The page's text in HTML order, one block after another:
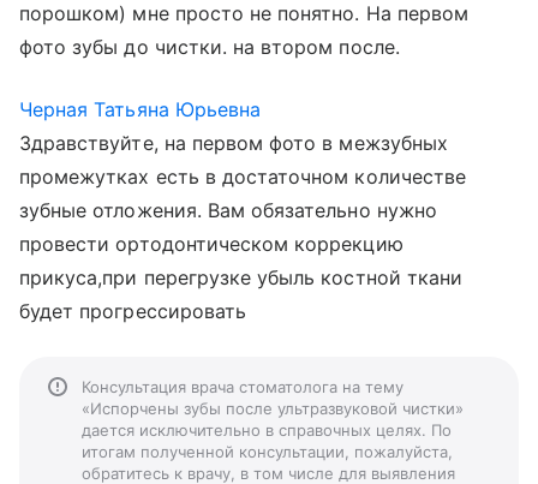
порошком) мне просто не понятно. На первом
фото зубы до чистки. на втором после.
Черная Татьяна Юрьевна
Здравствуйте, на первом фото в межзубных
промежутках есть в достаточном количестве
зубные отложения. Вам обязательно нужно
провести ортодонтическом коррекцию
прикуса,при перегрузке убыль костной ткани
будет прогрессировать
Консультация врача стоматолога на тему
«Испорчены зубы после ультразвуковой чистки»
дается исключительно в справочных целях. По
итогам полученной консультации, пожалуйста,
обратитесь к врачу, в том числе для выявления